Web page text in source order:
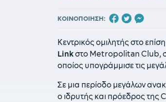
ΚΟΙΝΟΠΟΙΗΣΗ:
Κεντρικός ομιλητής στο
Linkστο Metropolitan Club,
οποίος υπογράμμισε τις
Σε μια περίοδο μεγάλων
ο ιδρυτής και πρόεδρος